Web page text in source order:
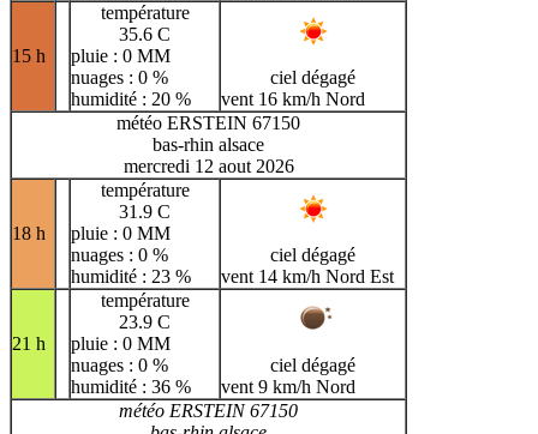
15 h
température
35.6 C
pluie : 0 MM
nuages : 0 %
humidité : 20 %
ciel dégagé
vent 16 km/h Nord
météo ERSTEIN 67150
bas-rhin alsace
mercredi 12 aout 2026
18 h
température
31.9 C
pluie : 0 MM
nuages : 0 %
humidité : 23 %
ciel dégagé
vent 14 km/h Nord Est
21 h
température
23.9 C
pluie : 0 MM
nuages : 0 %
humidité : 36 %
ciel dégagé
vent 9 km/h Nord
météo ERSTEIN 67150